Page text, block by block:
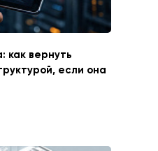
как вернуть
если она